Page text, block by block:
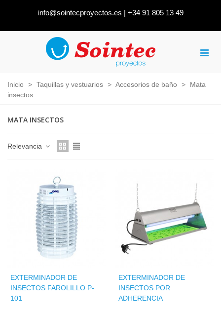
info@sointecproyectos.es | +34 91 805 13 49
Inicio > Taquillas y vestuarios > Accesorios de baño >
Mata
insectos
MATA INSECTOS
Relevancia
EXTERMINADOR DE
INSECTOS FAROLILLO P-
101
EXTERMINADOR DE
INSECTOS POR
ADHERENCIA